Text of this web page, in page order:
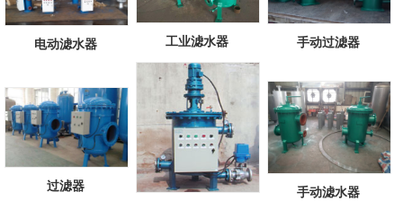
电动滤水器 工业滤水器 手动过滤器
过滤器
手动滤水器